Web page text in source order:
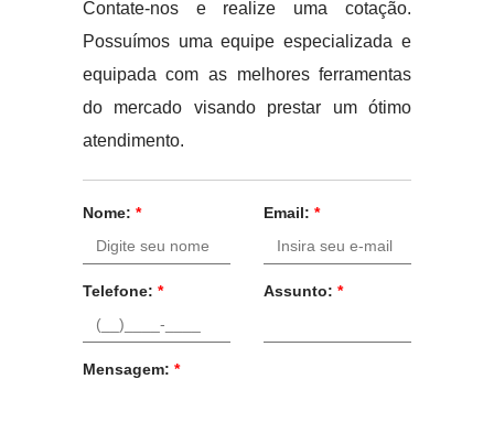
Contate-nos e realize uma cotação.
Possuímos uma equipe especializada e
equipada com as melhores ferramentas
do mercado visando prestar um ótimo
atendimento.
Nome: * Email: *
Telefone: * Assunto: *
Mensagem: *